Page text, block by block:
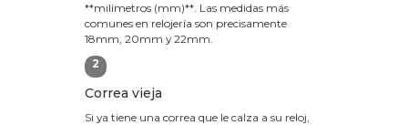
**milímetros (mm)**. Las medidas más
comunes en relojería son precisamente
18mm, 20mm y 22mm.
2
Correa vieja
Si ya tiene una correa que le calza a su reloj,